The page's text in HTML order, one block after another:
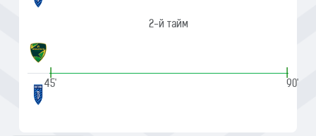
2-й тайм
|
45'
|
90'